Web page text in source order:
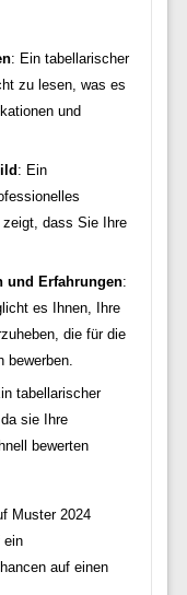
: Ein tabellarischer
zu lesen, was es
und
: Ein
zeigt, dass Sie Ihre
und Erfahrungen:
es Ihnen, Ihre
die für die
bewerben.
tabellarischer
sie Ihre
bewerten
Muster 2024
ein
auf einen